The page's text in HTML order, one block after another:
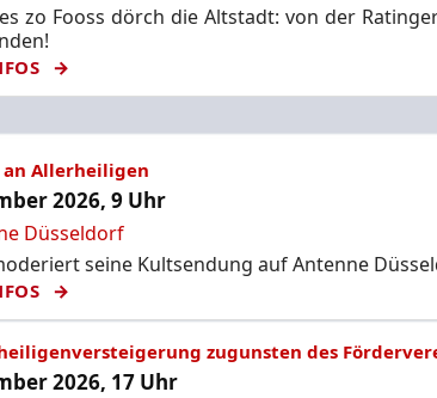
zo Fooss dörch die Altstadt: von der
an Allerheiligen
2026, 9 Uhr
Düsseldorf
seine Kultsendung auf Antenne
zugunsten des
2026, 17 Uhr